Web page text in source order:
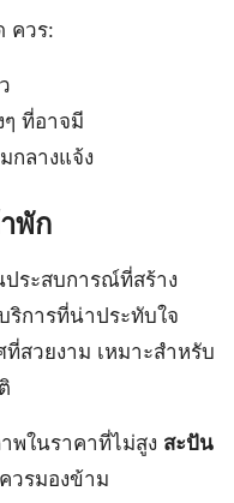
ควร:
ที่อาจมี
กลางแจ้ง
พัก
ประสบการณ์ที่สร้าง
การที่น่าประทับใจ
สวยงาม เหมาะสำหรับ
ในราคาที่ไม่สูง สะปัน
วรมองข้าม